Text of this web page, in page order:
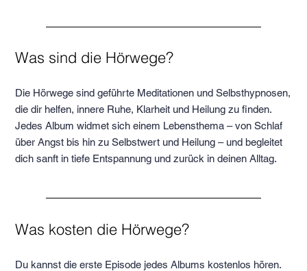
Was sind die Hörwege?
Die Hörwege sind geführte Meditationen und Selbsthypnosen,
die dir helfen, innere Ruhe, Klarheit und Heilung zu finden.
Jedes Album widmet sich einem Lebensthema – von Schlaf
über Angst bis hin zu Selbstwert und Heilung – und begleitet
dich sanft in tiefe Entspannung und zurück in deinen Alltag.
Was kosten die Hörwege?
Du kannst die erste Episode jedes Albums kostenlos hören.